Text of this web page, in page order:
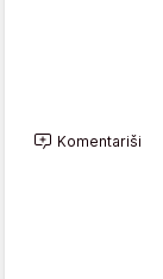
Komentariši